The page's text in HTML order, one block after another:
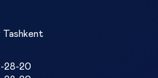
Tashkent
28-20